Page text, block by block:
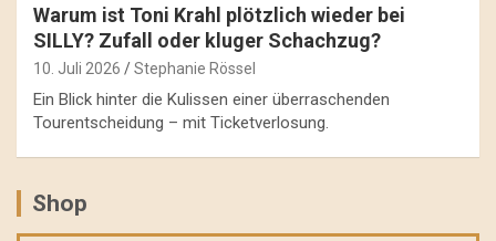
Warum ist Toni Krahl plötzlich wieder bei
SILLY? Zufall oder kluger Schachzug?
10. Juli 2026 Stephanie Rössel
Ein Blick hinter die Kulissen einer überraschenden
Tourentscheidung – mit Ticketverlosung.
Shop